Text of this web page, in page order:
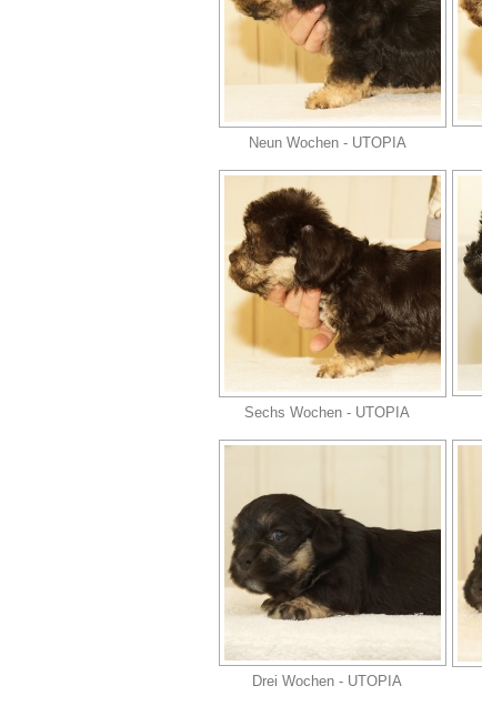
Neun Wochen - UTOPIA
Sechs Wochen - UTOPIA
Drei Wochen - UTOPIA